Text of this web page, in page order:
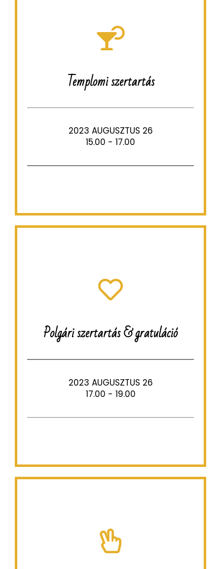
Templomi szertartás
2023 AUGUSZTUS 26
15.00 - 17.00
Polgári szertartás & gratuláció
2023 AUGUSZTUS 26
17.00 - 19.00